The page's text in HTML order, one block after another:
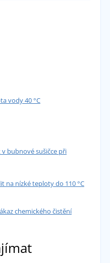
vody 40 °C
bubnové sušičce při
na nízké teploty do 110 °C
chemického čistění